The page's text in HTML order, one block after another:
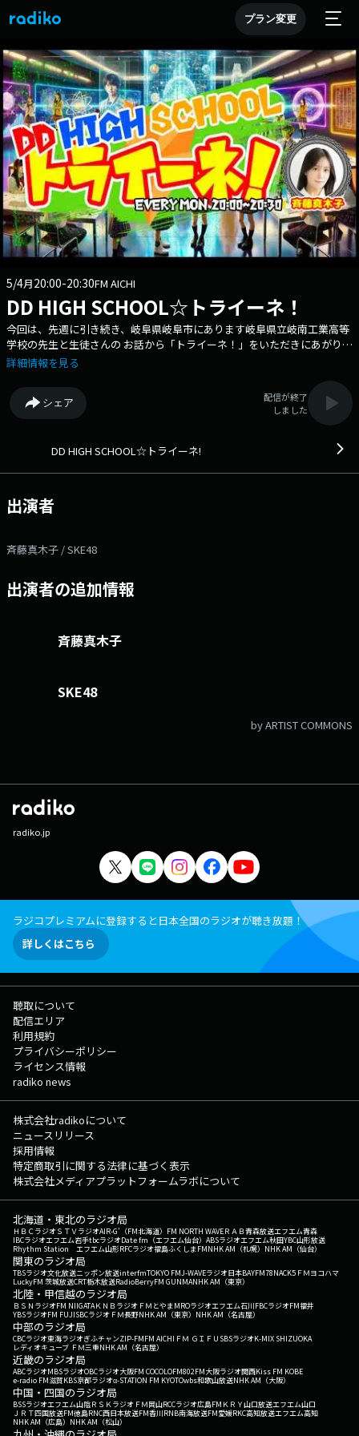
プラン変更
5/4月20:00-20:30FM AICHI
DD HIGH SCHOOL☆トライーネ！
今回は、先週に引き続き、岐阜県岐阜市にあります岐阜県立岐南工業高等
学校の先生と生徒さんの お話から「トライーネ！」をいただきにあがりま
す♪ ◆東海エリアのDDな（D=誰もが、D=大好きになる）高校やその
当。2024年12月までSKE48に在籍し、在籍当時はキャプテンや劇場支配人
も兼任していた斉藤真木子が、「DD HIGH SCHOOL」のプリンシパル
（校長）として、高校の魅力をお届けしていきます。高校の先生へのイン
校を訪問し、同世代の生徒たちのお話を伺うコーナーもお送りします。
詳細情報を見る
シェア
配信が終了
しました
DD HIGH SCHOOL☆トライーネ!
出演者
斉藤真木子 / SKE48
出演者の追加情報
斉藤真木子
SKE48
by ARTIST COMMONS
radiko.jp
ラジコプレミアムに登録すると日本全国のラジオが聴き放題！
詳しくはこちら
聴取について
配信エリア
利用規約
プライバシーポリシー
ライセンス情報
radiko news
株式会社radikoについて
ニュースリリース
採用情報
特定商取引に関する法律に基づく表示
株式会社メディアプラットフォームラボについて
北海道・東北のラジオ局
ＨＢＣラジオＳＴＶラジオAIR-G'（FM北海道） FM NORTH WAVEＲＡＢ青森放送エフエム青森
IBCラジオエフエム岩手tbcラジオDate fm（エフエム仙台） ABSラジオエフエム秋田YBC山形放送
Rhythm Station エフエム山形RFCラジオ福島ふくしまFMNHK AM（札幌） NHK AM（仙台）
関東のラジオ局
TBSラジオ文化放送ニッポン放送interfmTOKYO FMJ-WAVEラジオ日本BAYFM78NACK5 ＦＭヨコハマ
LuckyFM 茨城放送CRT栃木放送RadioBerryFM GUNMANHK AM（東京）
北陸・甲信越のラジオ局
ＢＳＮラジオFM NIIGATAＫＮＢラジオ ＦＭとやまMROラジオエフエム石川FBCラジオFM福井
YBSラジオFM FUJISBCラジオ ＦＭ長野NHK AM（東京） NHK AM（名古屋）
中部のラジオ局
CBCラジオ東海ラジオぎふチャンZIP-FMFM AICHI ＦＭ ＧＩＦＵ SBSラジオK-MIX SHIZUOKA
レディオキューブ ＦＭ三重NHK AM（名古屋）
近畿のラジオ局
ABCラジオMBSラジオOBCラジオ大阪FM COCOLOFM802FM大阪ラジオ関西Kiss FM KOBE
e-radio FM滋賀KBS京都ラジオα-STATION FM KYOTOwbs和歌山放送NHK AM（大阪）
中国・四国のラジオ局
BSSラジオエフエム山陰ＲＳＫラジオ ＦＭ岡山RCCラジオ広島FM ＫＲＹ山口放送エフエム山口
ＪＲＴ四国放送FM徳島RNC西日本放送FM香川RNB南海放送FM愛媛RKC高知放送エフエム高知
NHK AM（広島） NHK AM（松山）